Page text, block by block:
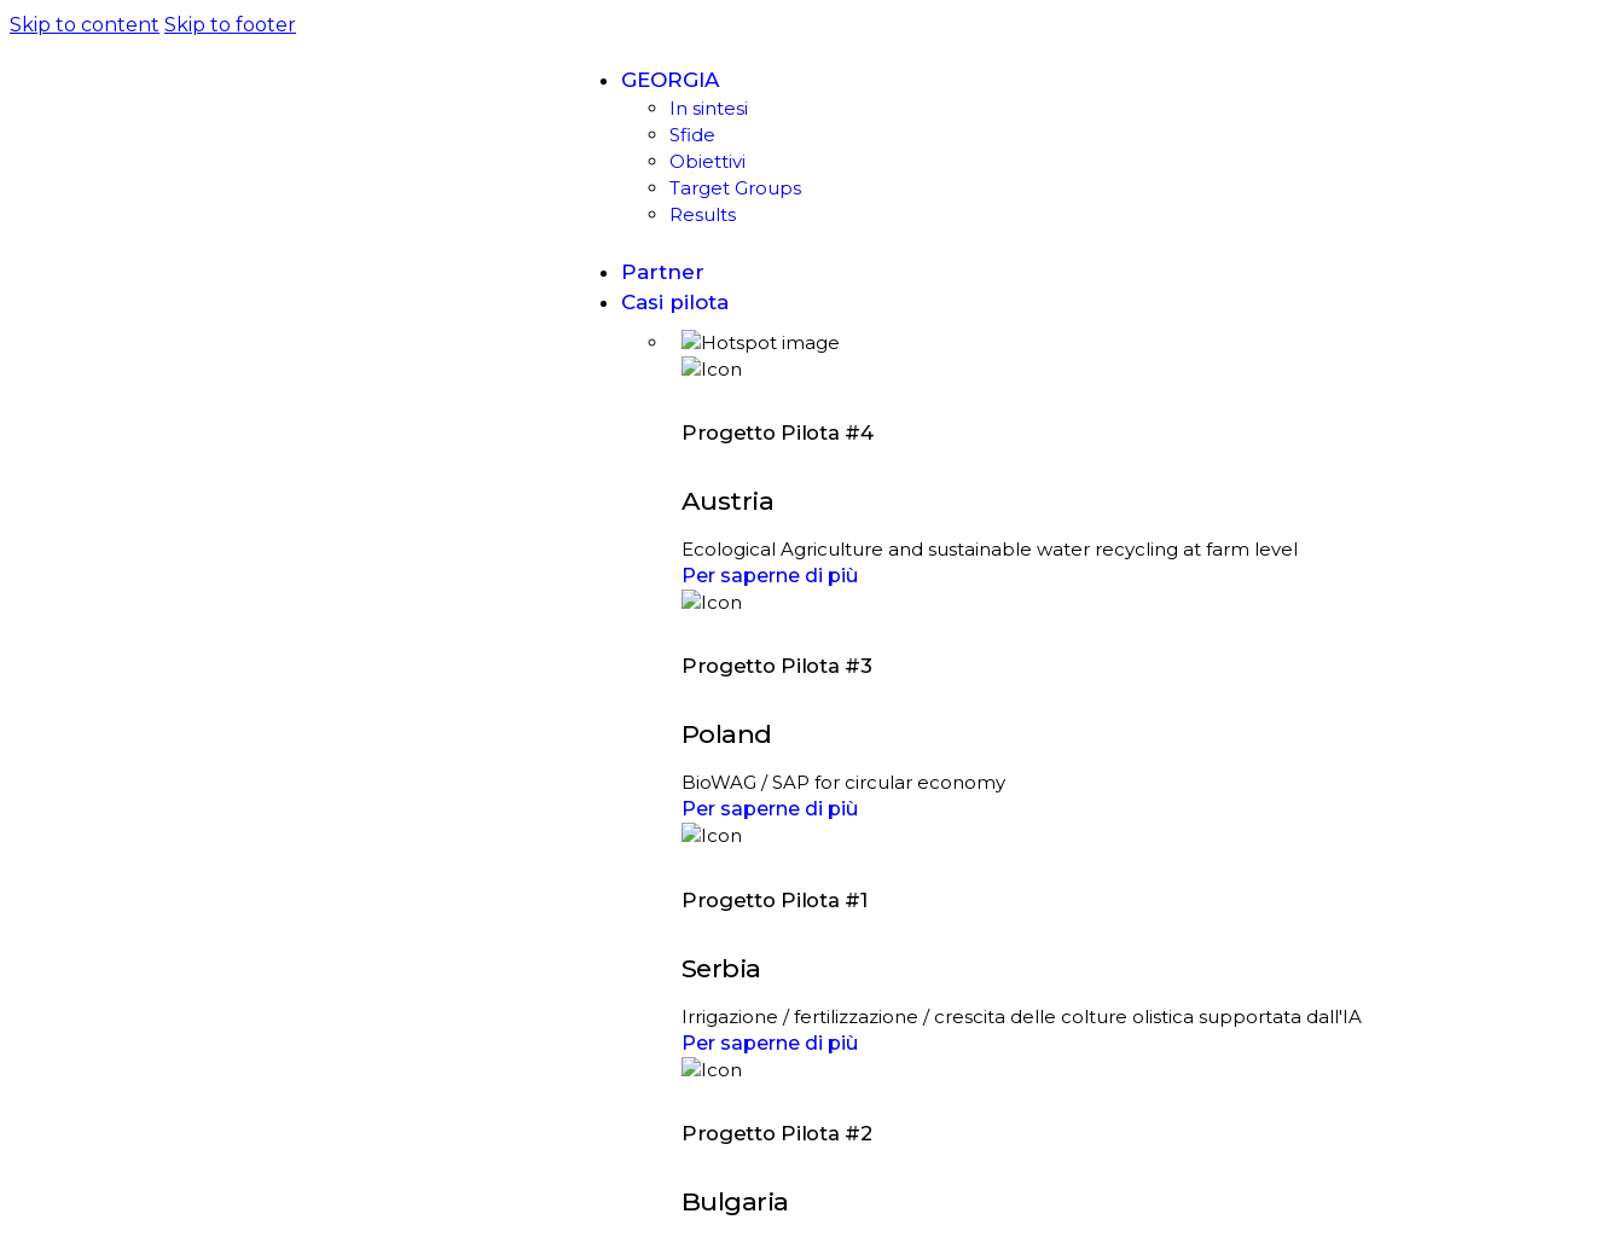
Skip to content Skip to footer
GEORGIA
In sintesi
Sfide
Obiettivi
Target Groups
Results
Partner
Casi pilota
Progetto Pilota #4
Austria
Ecological Agriculture and sustainable water recycling at farm level
Per saperne di più
Progetto Pilota #3
Poland
BioWAG / SAP for circular economy
Per saperne di più
Progetto Pilota #1
Serbia
Irrigazione / fertilizzazione / crescita delle colture olistica supportata dall'IA
Per saperne di più
Progetto Pilota #2
Bulgaria